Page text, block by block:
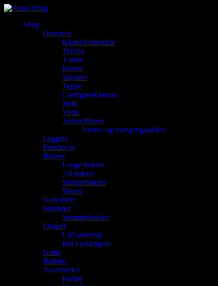
Shop
Overdele
Kjoler/Nederdele
Tunika
T-shirt
Bluser
Skjorter
Toppe
Cardigan/Kimono
Strik
Veste
Jakker/Blazer
Vinter- og overgangsjakker
Leggins
Poncho’er
Bukser
Lange bukser
7/8 bukser
Stumpebukser
Shorts
Nederdele
Strømper
Strømpebukser
Lingeri
Uld undertøj
BH Forlængere
Nattøj
Badetøj
Accessories
Fodtøj